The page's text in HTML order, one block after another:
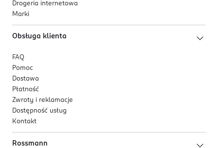
Drogeria internetowa
Marki
Obsługa klienta
FAQ
Pomoc
Dostawa
Płatność
Zwroty i reklamacje
Dostępność usług
Kontakt
Rossmann